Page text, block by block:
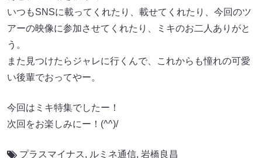
いつもSNSに載ってくれたり、載せてくれたり、今回のツ
アーの映像に参加させてくれたり、ミキのお二人ありがと
う。
また見つけたらジャレに行くんで、これからも憧れの可愛
い後輩でおってやー。
今回はミキ特集でしたー！
次回をお楽しみにー！(^^)/
プラスマイナス, ルミネ通信, 岩橋良昌